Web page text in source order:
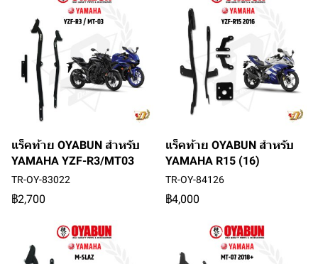
แร็คท้าย OYABUN สำหรับ
YAMAHA YZF-R3/MT03
TR-OY-83022
฿2,700
แร็คท้าย OYABUN สำหรับ
YAMAHA R15 (16)
TR-OY-84126
฿4,000